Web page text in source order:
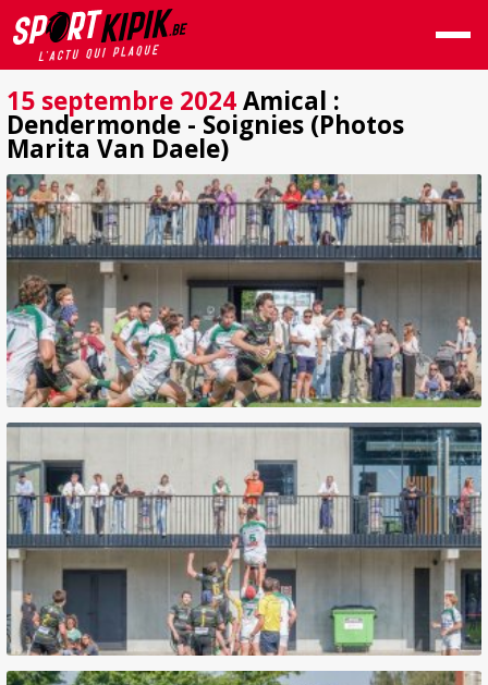
15 septembre 2024Amical :
Dendermonde - Soignies (Photos
Marita Van Daele)